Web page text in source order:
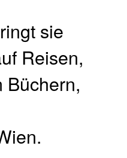
sie
Reisen,
Büchern,